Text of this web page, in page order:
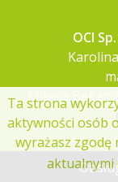
OCI
Milena
Ta strona
aktywności osób
wyrażasz zgodę